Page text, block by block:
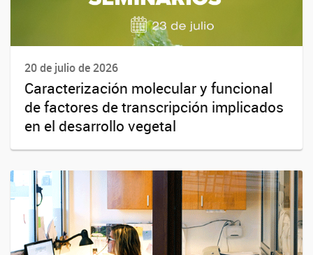
20 de julio de 2026
Caracterización molecular y funcional
de factores de transcripción implicados
en el desarrollo vegetal